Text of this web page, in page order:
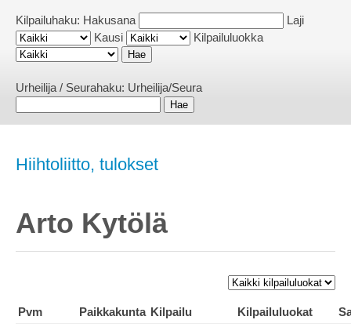
Kilpailuhaku: Hakusana
Laji
Kausi
Kilpailuluokka
Urheilija / Seurahaku: Urheilija/Seura
Hiihtoliitto, tulokset
Arto Kytölä
Pvm Paikkakunta Kilpailu Kilpailuluokat